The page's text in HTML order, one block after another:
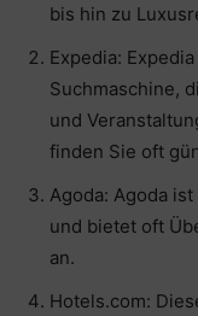
bis hin zu
Expedia:
Suchmaschine,
und
finden Sie oft
Agoda: Agoda
und bietet oft
an.
Hotels.com: